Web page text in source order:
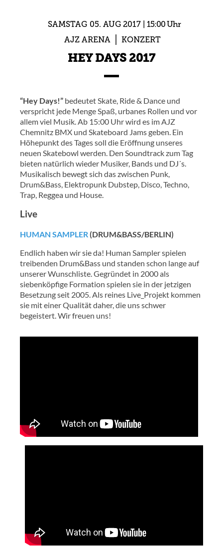
SAMSTAG 05. AUG 2017
15:00 Uhr
AJZ ARENA
KONZERT
HEY DAYS 2017
“Hey Days!” bedeutet Skate, Ride & Dance und
verspricht jede Menge Spaß, urbanes Rollen und vor
allem viel Musik. Ab 15:00 Uhr wird es im AJZ
Chemnitz BMX und Skateboard Jams geben. Ein
Höhepunkt des Tages soll die Eröffnung unseres
neuen Skatebowl werden. Den Soundtrack zum Tag
bieten natürlich wieder Musiker, Bands und DJ´s.
Musikalisch bewegt sich das zwischen Punk,
Drum&Bass, Elektropunk Dubstep, Disco, Techno,
Trap, Reggea und House.
Live
HUMAN SAMPLER(DRUM&BASS/BERLIN)
Endlich haben wir sie da! Human Sampler spielen
treibenden Drum&Bass und standen schon lange auf
unserer Wunschliste. Gegründet in 2000 als
siebenköpfige Formation spielen sie in der jetzigen
Besetzung seit 2005. Als reines Live_Projekt kommen
sie mit einer Qualität daher, die uns schwer
begeistert. Wir freuen uns!